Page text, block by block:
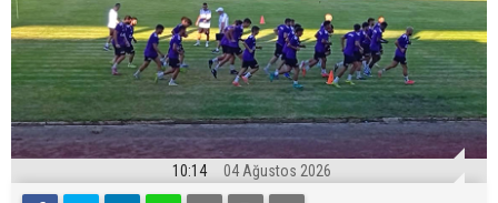
10:14 04 Ağustos 2026